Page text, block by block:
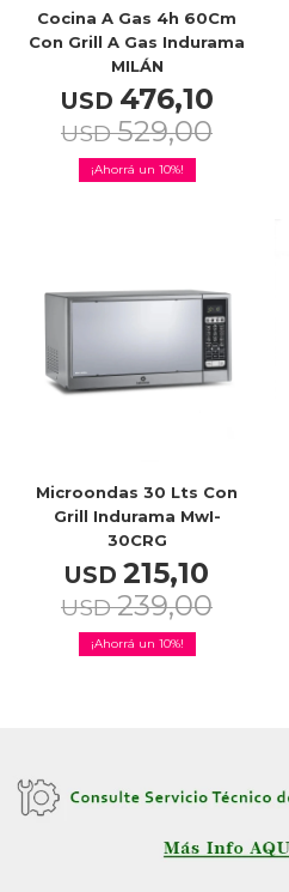
Cocina A Gas 4h 60Cm
Con Grill A Gas Indurama
MILÁN
USD 476,10
USD 529,00
10
Microondas 30 Lts Con
Grill Indurama MwI-
30CRG
USD 215,10
USD 239,00
10
Mis pedidos
Local